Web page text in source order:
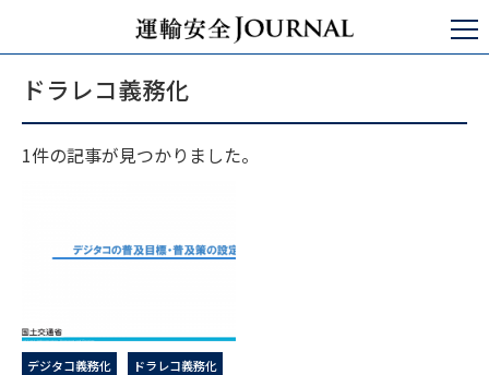
ドラレコ義務化
ドラレコ義務化
1件の記事が見つかりました。
デジタコ義務化
ドラレコ義務化